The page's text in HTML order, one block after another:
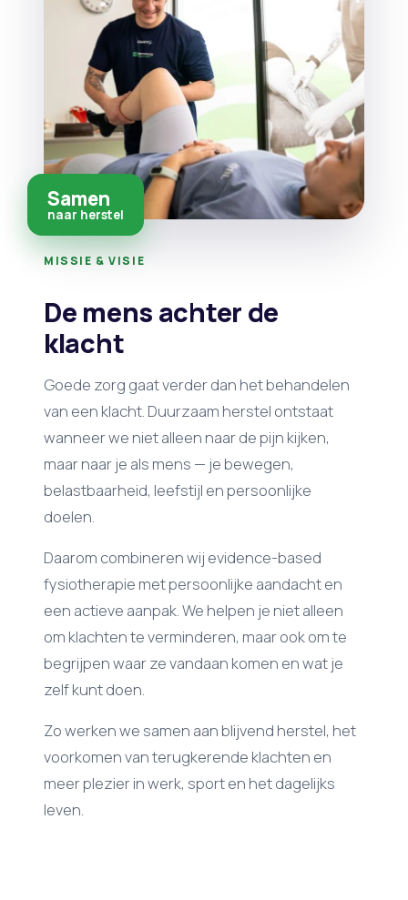
MISSIE & VISIE
De mens achter de
klacht
Goede zorg gaat verder dan het behandelen
van een klacht. Duurzaam herstel ontstaat
wanneer we niet alleen naar de pijn kijken,
maar naar je als mens — je bewegen,
belastbaarheid, leefstijl en persoonlijke
doelen.
Daarom combineren wij evidence-based
fysiotherapie met persoonlijke aandacht en
een actieve aanpak. We helpen je niet alleen
om klachten te verminderen, maar ook om te
begrijpen waar ze vandaan komen en wat je
zelf kunt doen.
Zo werken we samen aan blijvend herstel, het
voorkomen van terugkerende klachten en
meer plezier in werk, sport en het dagelijks
leven.
Samen
naar herstel